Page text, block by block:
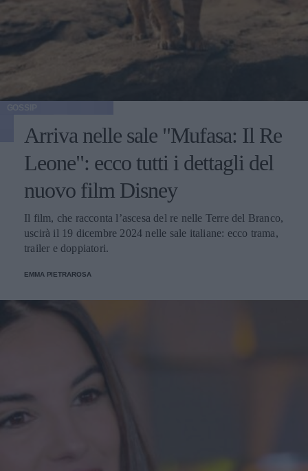
Arriva nelle sale "Mufasa: Il Re
Leone": ecco tutti i dettagli del
nuovo film Disney
Il film, che racconta l’ascesa del re nelle Terre del Branco,
uscirà il 19 dicembre 2024 nelle sale italiane: ecco trama,
trailer e doppiatori.
EMMA PIETRAROSA